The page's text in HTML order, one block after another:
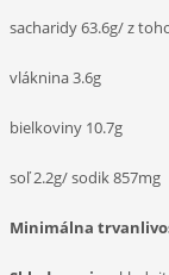
sacharidy 63.6g/ z
vláknina 3.6g
bielkoviny 10.7g
soľ 2.2g/ sodik 857mg
Minimálna